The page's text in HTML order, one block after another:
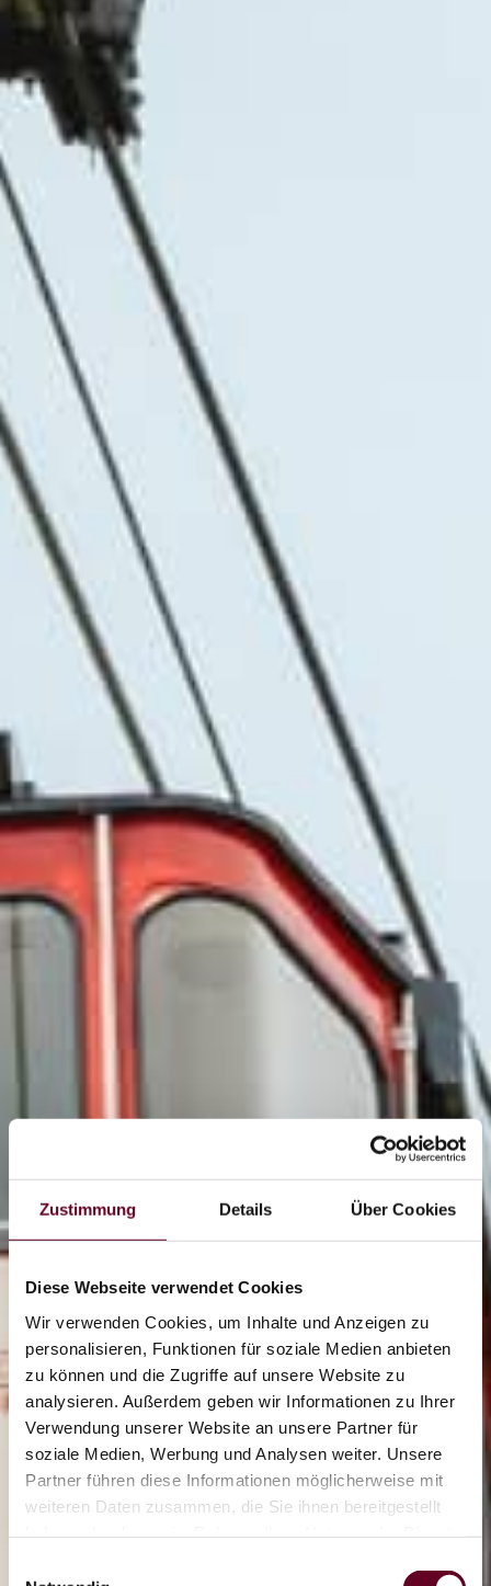
Zustimmung Details Über Cookies
Diese Webseite verwendet Cookies
Wir verwenden Cookies, um Inhalte und Anzeigen zu
personalisieren, Funktionen für soziale Medien anbieten
zu können und die Zugriffe auf unsere Website zu
analysieren. Außerdem geben wir Informationen zu Ihrer
Verwendung unserer Website an unsere Partner für
soziale Medien, Werbung und Analysen weiter. Unsere
Partner führen diese Informationen möglicherweise mit
weiteren Daten zusammen, die Sie ihnen bereitgestelltFlyline